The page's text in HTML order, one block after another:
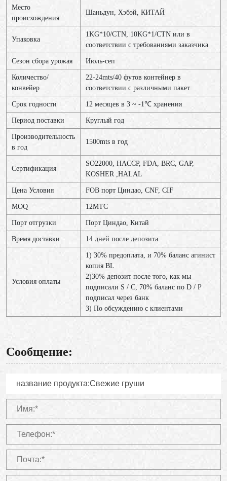
Место
происхождения
Шаньдун, Хэбэй, КИТАЙ
Упаковка
1KG*10/CTN, 10KG*1/CTN или в
соответствии с требованиями заказчика
Сезон сбора урожая Июль-сеп
Количество/
конвейер
22-24mts/40 футов контейнер в
соответствии с различными пакет
Срок годности 12 месяцев в 3 ~ -1℃ хранения
Период поставки Круглый год
Производительность
в год
1500mts в год
Сертификация
SO22000, HACCP, FDA, BRC, GAP,
KOSHER ,HALAL
Цена Условия FOB порт Циндао, CNF, CIF
MOQ 12МТС
Порт отгрузки Порт Циндао, Китай
Время доставки 14 дней после депозита
Условия оплаты
1) 30% предоплата, и 70% баланс агинист
копия BL
2)30% депозит после того, как мы
подписали S / C, 70% баланс по D / P
подписал через банк
3) По обсуждению с клиентами
Сообщение: